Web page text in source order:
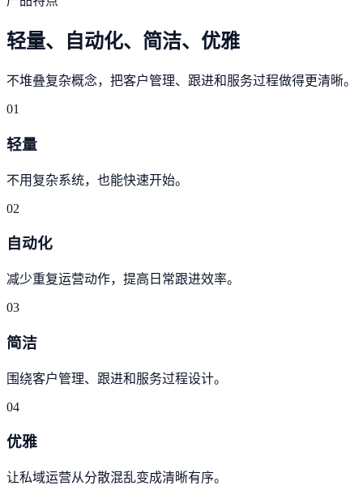
轻量、自动化、简洁、优雅
不堆叠复杂概念，把客户管理、跟进和服务过程做得更清晰。
01
轻量
不用复杂系统，也能快速开始。
02
自动化
减少重复运营动作，提高日常跟进效率。
03
简洁
围绕客户管理、跟进和服务过程设计。
04
优雅
让私域运营从分散混乱变成清晰有序。